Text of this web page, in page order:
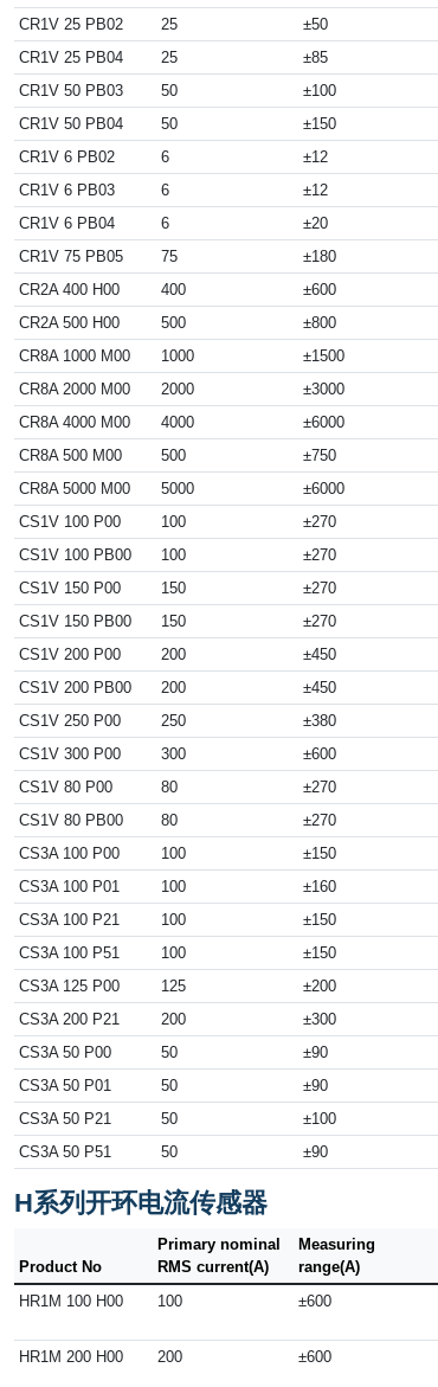
CR1V 25 PB02
25 ±50
CR1V 25 PB04
25 ±85
CR1V 50 PB03
50 ±100
CR1V 50 PB04
50 ±150
CR1V 6 PB02
6 ±12
CR1V 6 PB03
6 ±12
CR1V 6 PB04
6 ±20
CR1V 75 PB05
75 ±180
CR2A 400 H00
400 ±600
CR2A 500 H00
500 ±800
CR8A 1000 M00
1000 ±1500
CR8A 2000 M00
2000 ±3000
CR8A 4000 M00
4000 ±6000
CR8A 500 M00
500 ±750
CR8A 5000 M00
5000 ±6000
CS1V 100 P00
100 ±270
CS1V 100 PB00
100 ±270
CS1V 150 P00
150 ±270
CS1V 150 PB00
150 ±270
CS1V 200 P00
200 ±450
CS1V 200 PB00
200 ±450
CS1V 250 P00
250 ±380
CS1V 300 P00
300 ±600
CS1V 80 P00
80 ±270
CS1V 80 PB00
80 ±270
CS3A 100 P00
100 ±150
CS3A 100 P01
100 ±160
CS3A 100 P21
100 ±150
CS3A 100 P51
100 ±150
CS3A 125 P00
125 ±200
CS3A 200 P21
200 ±300
CS3A 50 P00
50 ±90
CS3A 50 P01
50 ±90
CS3A 50 P21
50 ±100
CS3A 50 P51
50 ±90
H系列开环电流传感器
Product No
Primary nominal
RMS current(A)
Measuring
range(A)
HR1M 100 H00
100 ±600
HR1M 200 H00
200 ±600